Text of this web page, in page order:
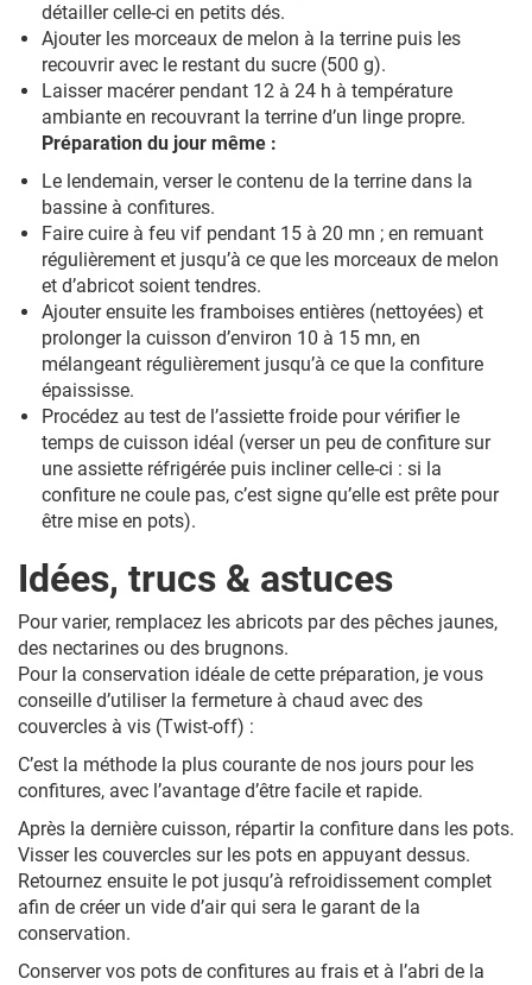
détailler celle-ci en petits dés.
Ajouter les morceaux de melon à la terrine puis les
recouvrir avec le restant du sucre (500 g).
Laisser macérer pendant 12 à 24 h à température
ambiante en recouvrant la terrine d’un linge propre.
Préparation du jour même :
Le lendemain, verser le contenu de la terrine dans la
bassine à confitures.
Faire cuire à feu vif pendant 15 à 20 mn ; en remuant
régulièrement et jusqu’à ce que les morceaux de melon
et d’abricot soient tendres.
Ajouter ensuite les framboises entières (nettoyées) et
prolonger la cuisson d’environ 10 à 15 mn, en
mélangeant régulièrement jusqu’à ce que la confiture
épaississe.
Procédez au test de l’assiette froide pour vérifier le
temps de cuisson idéal (verser un peu de confiture sur
une assiette réfrigérée puis incliner celle-ci : si la
confiture ne coule pas, c’est signe qu’elle est prête pour
être mise en pots).
Idées, trucs & astuces
Pour varier, remplacez les abricots par des pêches jaunes,
des nectarines ou des brugnons.
Pour la conservation idéale de cette préparation, je vous
conseille d’utiliser la fermeture à chaud avec des
couvercles à vis (Twist-off) :
C’est la méthode la plus courante de nos jours pour les
confitures, avec l’avantage d’être facile et rapide.
Après la dernière cuisson, répartir la confiture dans les pots.
Visser les couvercles sur les pots en appuyant dessus.
Retournez ensuite le pot jusqu’à refroidissement complet
afin de créer un vide d’air qui sera le garant de la
conservation.
Conserver vos pots de confitures au frais et à l’abri de la